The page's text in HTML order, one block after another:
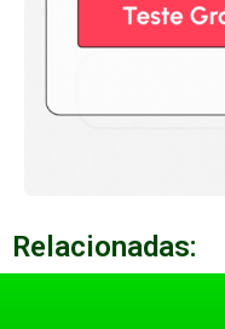
Relacionadas: